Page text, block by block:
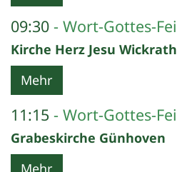
09:30 Wort-Gottes-
Kirche Herz Jesu
Mehr
11:15 Wort-Gottes-
Grabeskirche Günhoven